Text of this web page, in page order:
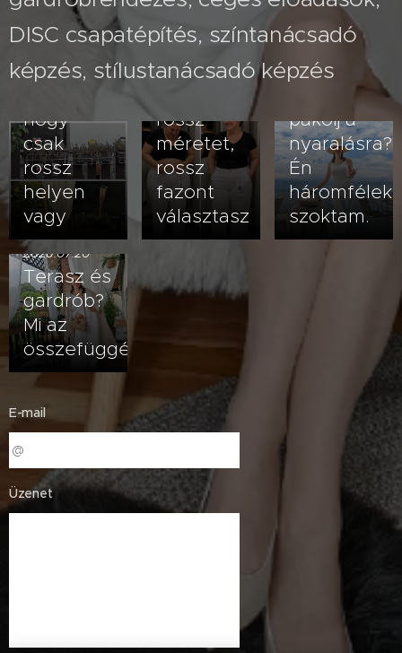
DISC csapatépítés, színtanácsadó
képzés, stílustanácsadó képzés
2026.08.03
Nem
veled van
hogy
csak
rossz
helyen
vagy
A fehér
nadrág
kövérít –
rossz
méretet,
rossz
fazont
választasz
2026.07.23
Hogyan
pakolj a
nyaralásra?
Én
szoktam.
2026.07.20
Terasz és
gardrób?
Mi az
összefüggés?
E-mail
Üzenet